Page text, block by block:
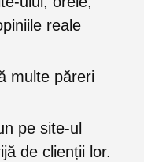
reale
multe păreri
pe site-ul
de clienții lor.